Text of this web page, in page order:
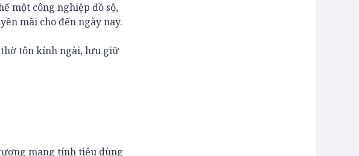
một công nghiệp đồ sộ,
mãi cho đến ngày nay.
tôn kính ngài, lưu giữ
mang tính tiêu dùng